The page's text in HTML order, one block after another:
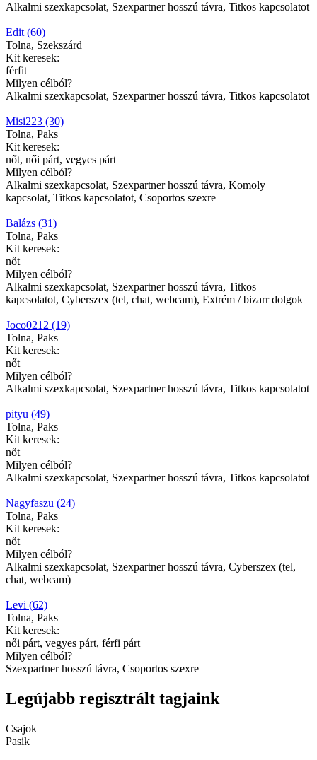
Alkalmi szexkapcsolat, Szexpartner hosszú távra, Titkos kapcsolatot
Edit (60)
Tolna, Szekszárd
Kit keresek:
férfit
Milyen célból?
Alkalmi szexkapcsolat, Szexpartner hosszú távra, Titkos kapcsolatot
Misi223 (30)
Tolna, Paks
Kit keresek:
nőt, női párt, vegyes párt
Milyen célból?
Alkalmi szexkapcsolat, Szexpartner hosszú távra, Komoly
kapcsolat, Titkos kapcsolatot, Csoportos szexre
Balázs (31)
Tolna, Paks
Kit keresek:
nőt
Milyen célból?
Alkalmi szexkapcsolat, Szexpartner hosszú távra, Titkos
kapcsolatot, Cyberszex (tel, chat, webcam), Extrém / bizarr dolgok
Joco0212 (19)
Tolna, Paks
Kit keresek:
nőt
Milyen célból?
Alkalmi szexkapcsolat, Szexpartner hosszú távra, Titkos kapcsolatot
pityu (49)
Tolna, Paks
Kit keresek:
nőt
Milyen célból?
Alkalmi szexkapcsolat, Szexpartner hosszú távra, Titkos kapcsolatot
Nagyfaszu (24)
Tolna, Paks
Kit keresek:
nőt
Milyen célból?
Alkalmi szexkapcsolat, Szexpartner hosszú távra, Cyberszex (tel,
chat, webcam)
Levi (62)
Tolna, Paks
Kit keresek:
női párt, vegyes párt, férfi párt
Milyen célból?
Szexpartner hosszú távra, Csoportos szexre
Legújabb regisztrált tagjaink
Csajok
Pasik